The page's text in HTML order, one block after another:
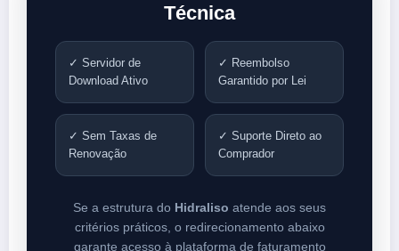
Técnica
✓ Servidor de
Download Ativo
✓ Reembolso
Garantido por Lei
✓ Sem Taxas de
Renovação
✓ Suporte Direto ao
Comprador
Se a estrutura do Hidraliso atende aos seus
critérios práticos, o redirecionamento abaixo
garante acesso à plataforma de faturamento